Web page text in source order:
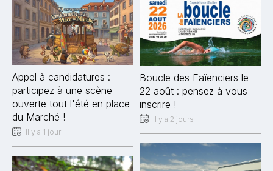
Appel à candidatures :
participez à une scène
ouverte tout l'été en place
du Marché !
Il y a 1 jour
Boucle des Faïenciers le
22 août : pensez à vous
inscrire !
Il y a 2 jours